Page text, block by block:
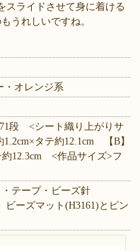
スライドさせて身に着ける
うれしいですね。
・オレンジ系
段 <シート織り上がりサ
タテ約12.1cm 【B】
約12.3cm <作品サイズ>フ
テープ・ビーズ針
ビーズマット(H3161)とピン